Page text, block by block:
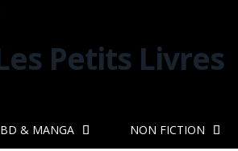
BD & MANGA NON FICTION